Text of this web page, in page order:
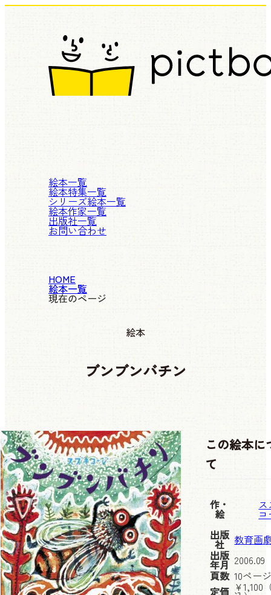
絵本一覧
絵本特集一覧
シリーズ絵本一覧
絵本作家一覧
出版社一覧
お問い合わせ
HOME
絵本一覧
現在のページ
絵本
ブンブンバチン
この絵本に
て
作・
絵
コ
出版
社
教育画
出版
年月 2006.09
頁数 10ペー
定価 ¥1,100